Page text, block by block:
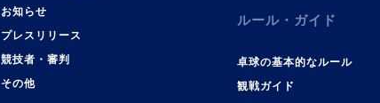
お知らせ
プレスリリース
競技者・審判
その他
ルール・ガイド
卓球の基本的なルール
観戦ガイド